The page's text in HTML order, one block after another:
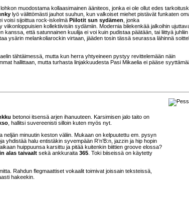
muodostama kollaasimainen ääniteos, jonka ei ole ollut edes
lyö välittömästi jauhot suuhun, kun valkoiset miehet pistävät funkaten
voisi sijoittua rock-iskelmä Piilotit sun sydämen , jonka
kollektiivisiin sydämiin. Modernia bilekenkää jalkoihin
kanssa, että satunnainen kuulija ei voi kuin pudistaa päätään, tai liittyä juhliin
ysärin melankoliarockin virtaan, jääden tosin tässä seurassa lähinnä
tähtäimessä, mutta kun herra yhtyeineen pystyy revittelemään näin
hallittaan, mutta turhasta linjakkuudesta Pasi Mikaelia ei pääse
betonoi itsensä arjen ihanuuteen. Karsimisen jalo taito on
, hallitsi suvereenisti silloin kuten myös nyt.
minuutin keston väliin. Mukaan on kelpuutettu em. pysyn
yhdistää halu entistäkin syvempään R’n’B:n, jazzin ja hip hopin
huippuunsa karsittu ja pitää kuitenkin biittien groove elossa?
alas taivaalt sekä ankkuraita 365 . Toki biiseissä on käytetty
Rahdun flegmaattiset vokaalit toimivat joissain teksteissä,
hakeekin.